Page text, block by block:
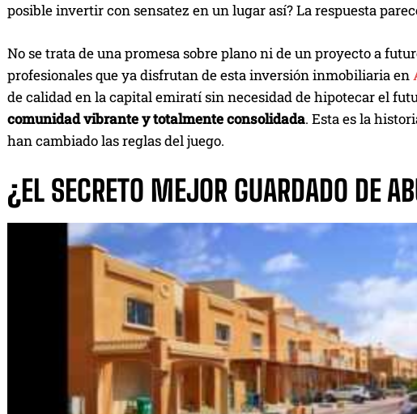
posible invertir con sensatez en un lugar así? La respuesta
No se trata de una promesa sobre plano ni de un proyecto a
profesionales que ya disfrutan de esta inversión inmobiliaria en
de calidad en la capital emiratí sin necesidad de hipotecar el
comunidad vibrante y totalmente consolidada. Esta es la
han cambiado las reglas del juego.
¿EL SECRETO MEJOR GUARDADO DE